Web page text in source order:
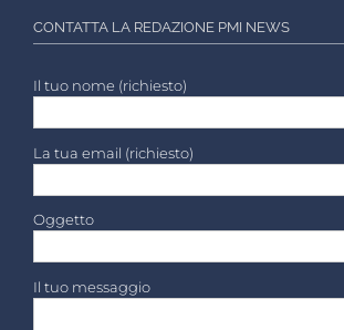
CONTATTA LA REDAZIONE PMI NEWS
Il tuo nome (richiesto)
La tua email (richiesto)
Oggetto
Il tuo messaggio